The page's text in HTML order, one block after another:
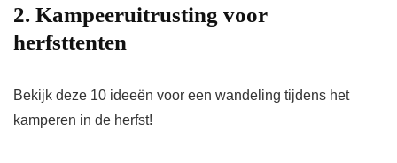
2. Kampeeruitrusting voor
herfsttenten
Bekijk deze 10 ideeën voor een wandeling tijdens het
kamperen in de herfst!